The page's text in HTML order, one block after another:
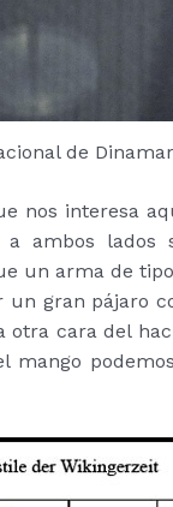
de
nos interesa
a ambos
un arma de
un gran pájaro
otra cara del
mango